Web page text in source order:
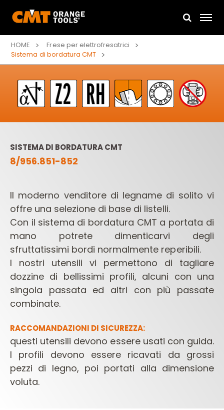
HOME
Frese per elettrofresatrici
Sistema di bordatura CMT
SISTEMA DI BORDATURA CMT
8/956.851-852
Il moderno venditore di legname di solito vi
offre una selezione di base di listelli.
Con il sistema di bordatura CMT a portata di
mano potrete dimenticarvi degli
sfruttatissimi bordi normalmente reperibili.
I nostri utensili vi permettono di tagliare
dozzine di bellissimi profili, alcuni con una
singola passata ed altri con più passate
combinate.
RACCOMANDAZIONI DI SICUREZZA:
questi utensili devono essere usati con guida.
I profili devono essere ricavati da grossi
pezzi di legno, poi portati alla dimensione
voluta.